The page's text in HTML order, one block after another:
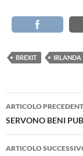
BREXIT IRLANDA
articolo
ARTICOLO
SERVONO BENI
ARTICOLO